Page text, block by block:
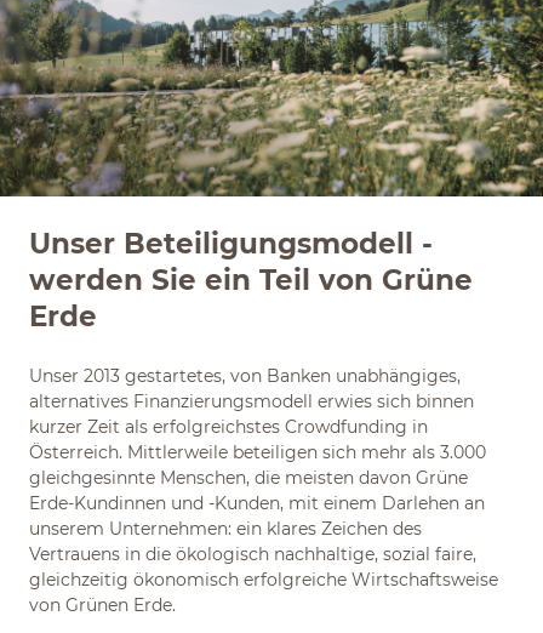
Unser Beteiligungsmodell -
werden Sie ein Teil von Grüne
Erde
Unser 2013 gestartetes, von Banken unabhängiges,
alternatives Finanzierungsmodell erwies sich binnen
kurzer Zeit als erfolgreichstes Crowdfunding in
Österreich. Mittlerweile beteiligen sich mehr als 3.000
gleichgesinnte Menschen, die meisten davon Grüne
Erde-Kundinnen und -Kunden, mit einem Darlehen an
unserem Unternehmen: ein klares Zeichen des
Vertrauens in die ökologisch nachhaltige, sozial faire,
gleichzeitig ökonomisch erfolgreiche Wirtschaftsweise
von Grünen Erde.